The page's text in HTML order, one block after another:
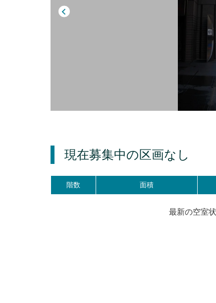
現在募集中の区画なし
階数 面積
最新の空室